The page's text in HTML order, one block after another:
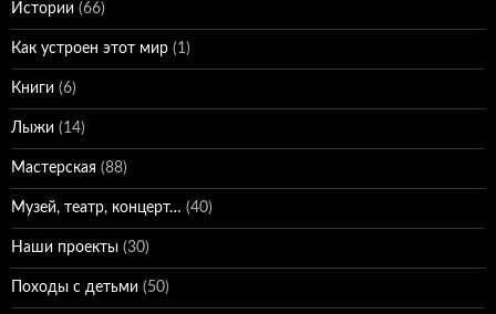
Истории (66)
Как устроен этот мир (1)
Книги (6)
Лыжи (14)
Мастерская (88)
Музей, театр, концерт… (40)
Наши проекты (30)
Походы с детьми (50)